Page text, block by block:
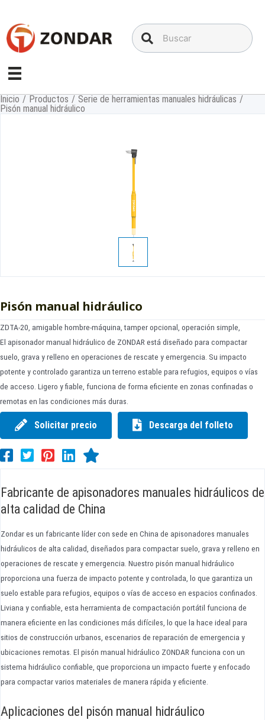
contenido
Inicio / Productos / Serie de herramientas manuales hidráulicas /
Pisón manual hidráulico
Pisón manual hidráulico
ZDTA-20, amigable hombre-máquina, tamper opcional, operación simple,
El apisonador manual hidráulico de ZONDAR está diseñado para compactar
suelo, grava y relleno en operaciones de rescate y emergencia. Su impacto
potente y controlado garantiza un terreno estable para refugios, equipos o vías
de acceso. Ligero y fiable, funciona de forma eficiente en zonas confinadas o
remotas en las condiciones más duras.
Solicitar precio Descarga del folleto
Fabricante de apisonadores manuales hidráulicos de
alta calidad de China
Zondar es un fabricante líder con sede en China de apisonadores manuales
hidráulicos de alta calidad, diseñados para compactar suelo, grava y relleno en
operaciones de rescate y emergencia. Nuestro pisón manual hidráulico
proporciona una fuerza de impacto potente y controlada, lo que garantiza un
suelo estable para refugios, equipos o vías de acceso en espacios confinados.
Liviana y confiable, esta herramienta de compactación portátil funciona de
manera eficiente en las condiciones más difíciles, lo que la hace ideal para
sitios de construcción urbanos, escenarios de reparación de emergencia y
ubicaciones remotas. El pisón manual hidráulico ZONDAR funciona con un
sistema hidráulico confiable, que proporciona un impacto fuerte y enfocado
para compactar varios materiales de manera rápida y eficiente.
Aplicaciones del pisón manual hidráulico